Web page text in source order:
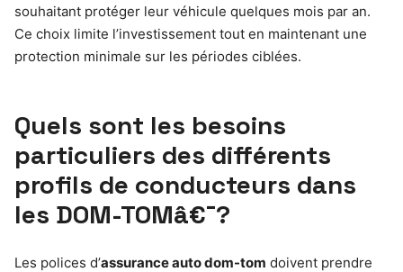
souhaitant protéger leur véhicule quelques mois par an.
Ce choix limite l’investissement tout en maintenant une
protection minimale sur les périodes ciblées.
Quels sont les besoins
particuliers des différents
profils de conducteurs dans
les DOM-TOMâ€¯?
Les polices d’assurance auto dom-tom doivent prendre